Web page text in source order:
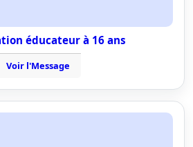
éducateur à 16 ans
Voir l'Message